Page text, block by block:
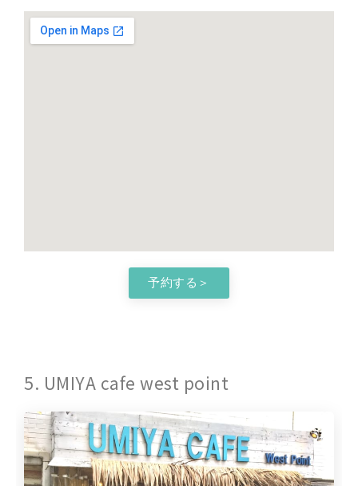
予約する＞
5. UMIYA cafe west point